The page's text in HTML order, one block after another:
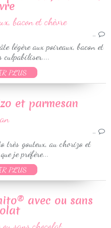
…
légère aux poireaux, bacon et
culpabiliser....
PLUS
et parmesan
…
très gouteux, au chorizo et
je préfère...
PLUS
avec ou sans